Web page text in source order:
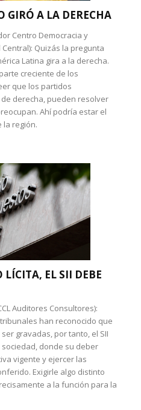
A LA DERECHA
Centro Democracia y
Quizás la pregunta
Latina gira a la derecha.
creciente de los
que los partidos
derecha, pueden resolver
Ahí podría estar el
la región.
EL SII DEBE
Auditores Consultores):
han reconocido que
gravadas, por tanto, el SII
donde su deber
vigente y ejercer las
Exigirle algo distinto
a la función para la